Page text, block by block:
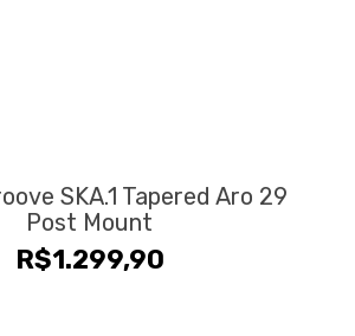
SKA.1 Tapered Aro 29
Post Mount
R$1.299,90